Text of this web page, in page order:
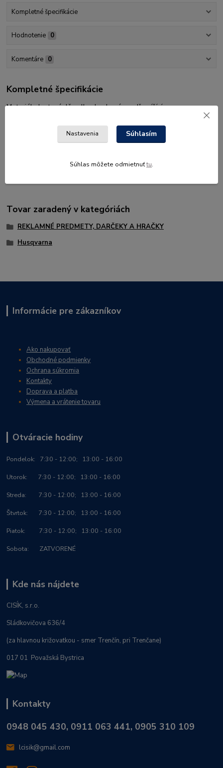
Kompletné špecifikácie
Hodnotenie 0
Komentáre 0
Kompletné špecifikácie
Materiál plast, náplň velkoobsahová, modře píšící.
Barva: tm. modré tělo/bílý klip
Rozměr: Ø11 x 144 mm
Aplikace loga: bílý potisk dokola na tělo + na klip
Tovar zaradený v kategóriách
REKLAMNÉ PREDMETY, DARČEKY A HRAČKY
Husqvarna
Informácie pre zákazníkov
Ako nakupovať
Obchodné podmienky
Ochrana súkromia
Kontakty
Doprava a platba
Výmena a vrátenie tovaru
Otváracie hodiny
Pondelok: 7:30 - 12:00; 13:00 - 16:00
Utorok: 7:30 - 12:00; 13:00 - 16:00
Streda: 7:30 - 12:00; 13:00 - 16:00
Štvrtok: 7:30 - 12:00; 13:00 - 16:00
Piatok: 7:30 - 12:00; 13:00 - 16:00
Sobota: ZATVORENÉ
Kde nás nájdete
CISÍK, s.r.o.
Sládkovičova 636/4
(za hlavnou križovatkou - smer Trenčín, pri Trenčane)
017 01 Považská Bystrica
Kontakty
0948 045 430, 0911 063 441, 0905 310 109
lcisik@gmail.com
Nastavenia Súhlasím
Súhlas môžete odmietnuťtu.